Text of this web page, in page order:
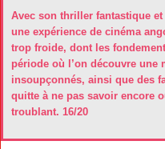
Avec son thriller fantastique
une expérience de cinéma
trop froide, dont les
période où l’on découvre
insoupçonnés, ainsi que des
quitte à ne pas savoir encore
troublant. 16/20